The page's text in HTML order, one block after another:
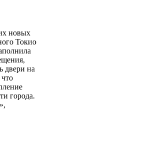
новых
Токио
двери на
города.